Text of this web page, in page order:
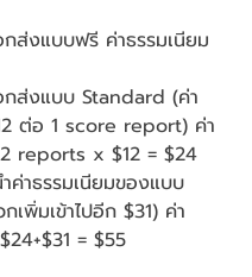
ส่งแบบฟรี ค่าธรรมเนียม
กส่งแบบ Standard (ค่า
ต่อ 1 score report) ค่า
reports x $12 = $24
ค่าธรรมเนียมของแบบ
เพิ่มเข้าไปอีก $31) ค่า
= $55